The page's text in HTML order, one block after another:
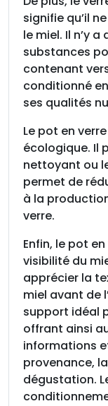
signifie qu’il
le miel. Il n’y
substances
contenant
conditionné
ses qualités
Le pot en
écologique. Il
nettoyant ou
permet de
à la
verre.
Enfin, le pot
visibilité du
apprécier la
miel avant de
support idéal
offrant ainsi
informations
provenance,
dégustation.